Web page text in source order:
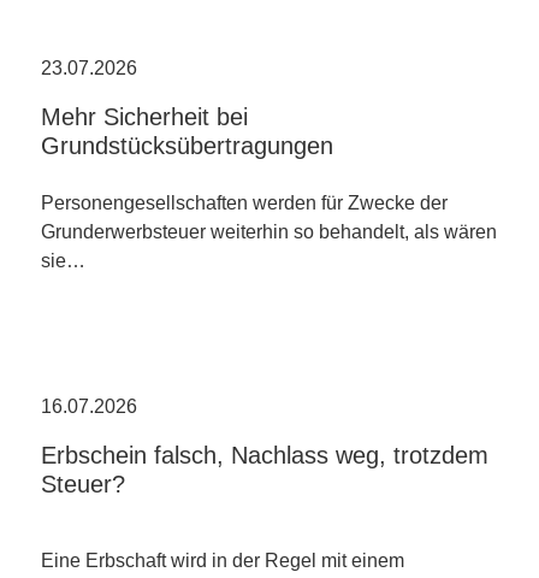
23.07.2026
Mehr Sicherheit bei
Grundstücksübertragungen
Personengesellschaften werden für Zwecke der
Grunderwerbsteuer weiterhin so behandelt, als wären
sie…
16.07.2026
Erbschein falsch, Nachlass weg, trotzdem
Steuer?
Eine Erbschaft wird in der Regel mit einem